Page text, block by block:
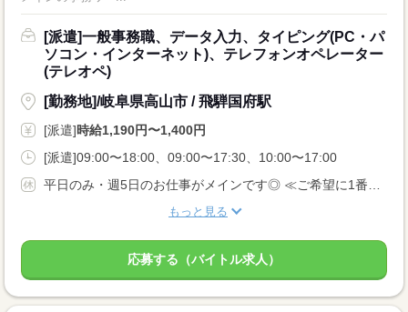
[派遣]一般事務職、データ入力、タイピング(PC・パ
ソコン・インターネット)、テレフォンオペレーター
(テレオペ)
[勤務地]/岐阜県高山市 / 飛騨国府駅
[派遣]時給1,190円〜1,400円
[派遣]09:00〜18:00、09:00〜17:30、10:00〜17:00
平日のみ・週5日のお仕事がメインです◎ ≪ご希望に1番近いお仕事をご紹介いたします♪≫
もっと見る
応募する（バイトル求人）